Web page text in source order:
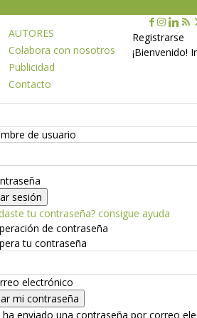
AUTORES
Colabora con nosotros
Publicidad
Contacto
Registrarse
¡Bienvenido!
de usuario
tu contraseña? consigue ayuda
de contraseña
tu contraseña
electrónico
ha enviado una contraseña por correo